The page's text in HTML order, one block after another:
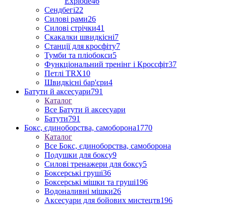
Сендбегі22
Силові рами26
Силові стрічки41
Скакалки швидкісні7
Станції для кросфіту7
Тумби та пліобокси5
Функціональний тренінг і Кроссфіт37
Петлі TRX10
Швидкісні бар'єри4
Батути й аксесуари791
Каталог
Все Батути й аксесуари
Батути791
Бокс, єдиноборства, самоборона1770
Каталог
Все Бокс, єдиноборства, самоборона
Подушки для боксу9
Силові тренажери для боксу5
Боксерські груші36
Боксерські мішки та груші196
Водоналивні мішки26
Аксесуари для бойових мистецтв196